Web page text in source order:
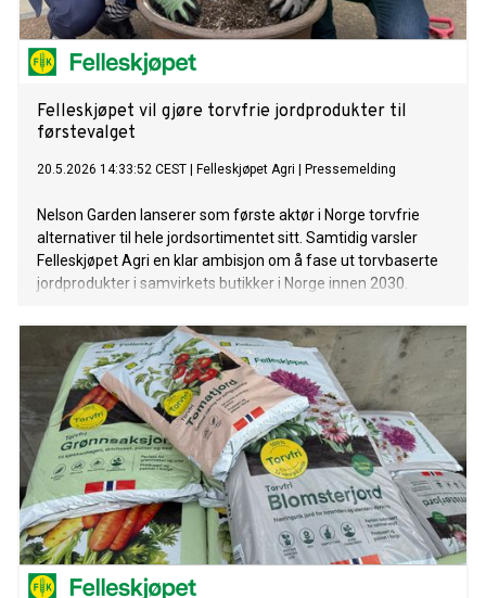
Felleskjøpet vil gjøre torvfrie jordprodukter til
førstevalget
20.5.2026 14:33:52 CEST Felleskjøpet Agri Pressemelding
Nelson Garden lanserer som første aktør i Norge torvfrie
alternativer til hele jordsortimentet sitt. Samtidig varsler
Felleskjøpet Agri en klar ambisjon om å fase ut torvbaserte
jordprodukter i samvirkets butikker i Norge innen 2030.